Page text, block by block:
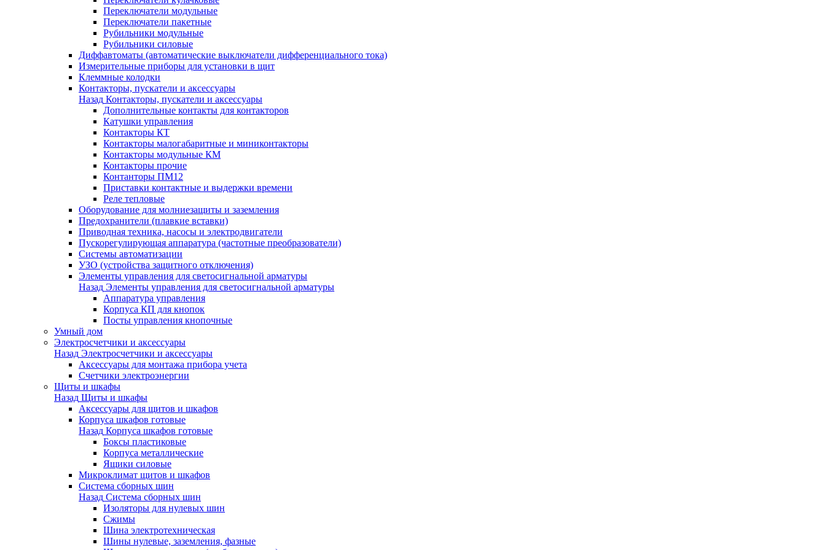
Переключатели модульные
Переключатели пакетные
Рубильники модульные
Рубильники силовые
Диффавтоматы (автоматические выключатели дифференциального тока)
Измерительные приборы для установки в щит
Клеммные колодки
Контакторы, пускатели и аксессуары
Назад Контакторы, пускатели и аксессуары
Дополнительные контакты для контакторов
Катушки управления
Контакторы КТ
Контакторы малогабаритные и миниконтакторы
Контакторы модульные КМ
Контакторы прочие
Контанторы ПМ12
Приставки контактные и выдержки времени
Реле тепловые
Оборудование для молниезащиты и заземления
Предохранители (плавкие вставки)
Приводная техника, насосы и электродвигатели
Пускорегулирующая аппаратура (частотные преобразователи)
Системы автоматизации
УЗО (устройства защитного отключения)
Элементы управления для светосигнальной арматуры
Назад Элементы управления для светосигнальной арматуры
Аппаратура управления
Корпуса КП для кнопок
Посты управления кнопочные
Умный дом
Электросчетчики и аксессуары
Назад Электросчетчики и аксессуары
Аксессуары для монтажа прибора учета
Счетчики электроэнергии
Щиты и шкафы
Назад Щиты и шкафы
Аксессуары для щитов и шкафов
Корпуса шкафов готовые
Назад Корпуса шкафов готовые
Боксы пластиковые
Корпуса металлические
Ящики силовые
Микроклимат щитов и шкафов
Система сборных шин
Назад Система сборных шин
Изоляторы для нулевых шин
Сжимы
Шина электротехническая
Шины нулевые, заземления, фазные